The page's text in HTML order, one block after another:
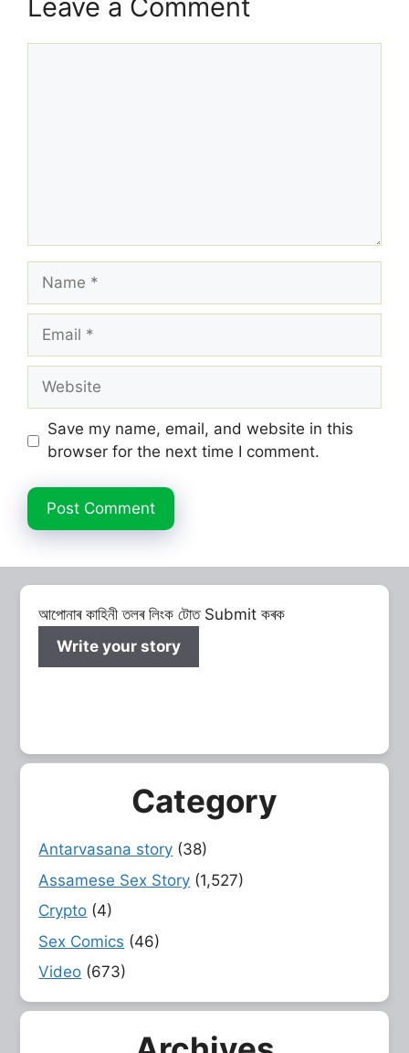
Leave a Comment
Name
Email
Website
Save my name, email, and website in this
browser for the next time I comment.
আপোনাৰ কাহিনী তলৰ লিংক টোত Submit কৰক
Write your story
Category
Antarvasana story (38)
Assamese Sex Story (1,527)
Crypto (4)
Sex Comics (46)
Video (673)